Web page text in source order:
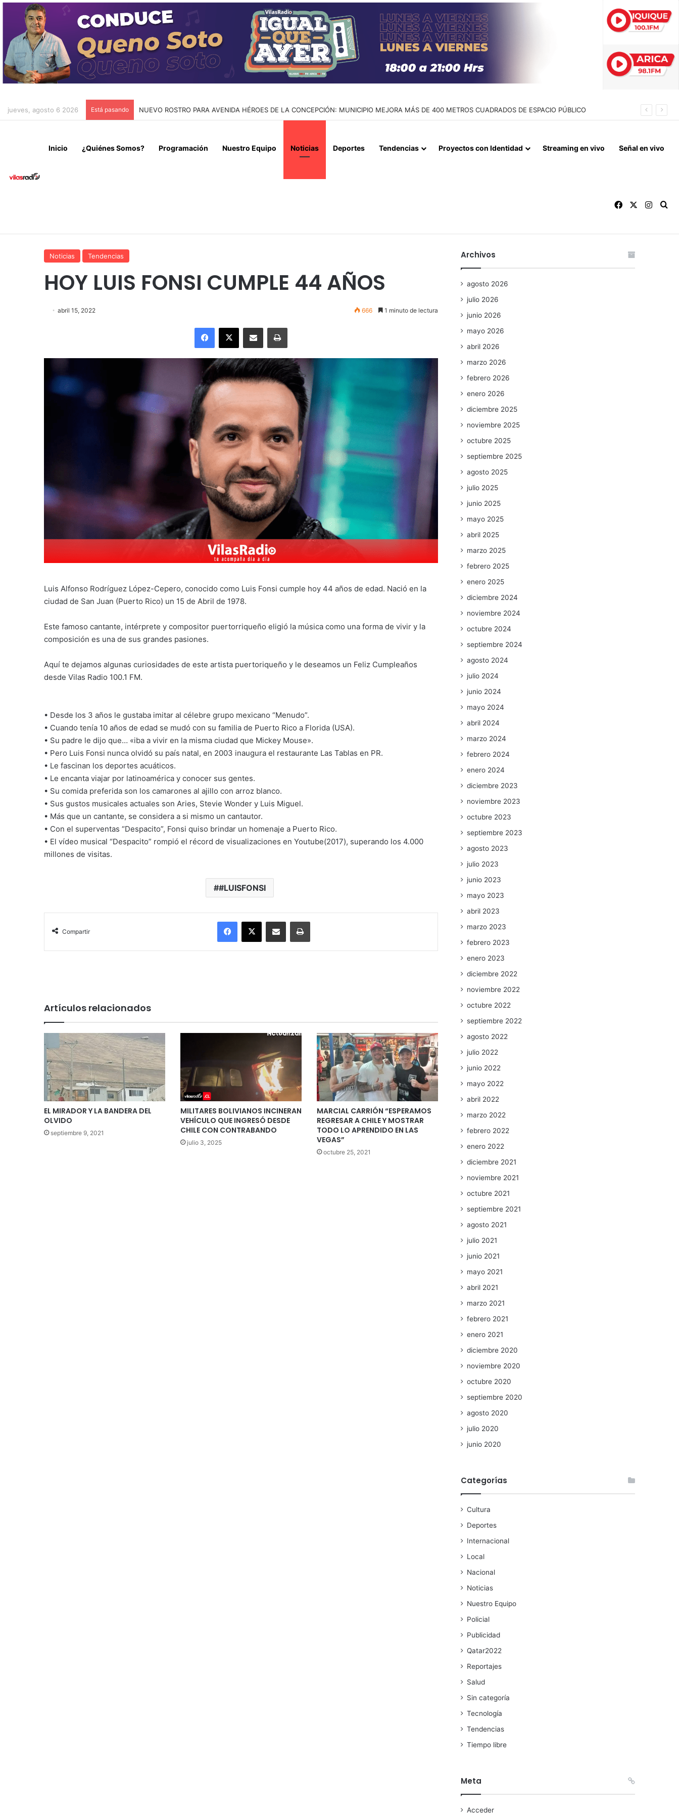
jueves, agosto 6 2026 Está pasando DESBARATAN RED DE TRÁFICO DE PERSONAS Y EXPLOTACIÓN SEXUAL EN IQUIQUE Y ALTO HOSPICIO: 10 DETENIDOS Y 11 VÍCTIMAS RESCATADAS
Inicio ¿Quiénes Somos? Programación Nuestro Equipo Noticias Deportes Tendencias Proyectos con Identidad Streaming en vivo Señal en vivo
Facebook
Noticias Tendencias
HOY LUIS FONSI CUMPLE 44 AÑOS
abril 15, 2022 666 1 minuto de lectura
Facebook
X Enviar vía email Imprimir
Luis Alfonso Rodríguez López-Cepero, conocido como Luis Fonsi cumple hoy 44 años de edad. Nació en la
ciudad de San Juan (Puerto Rico) un 15 de Abril de 1978.
Este famoso cantante, intérprete y compositor puertorriqueño eligió la música como una forma de vivir y la
composición es una de sus grandes pasiones.
Aquí te dejamos algunas curiosidades de este artista puertoriqueño y le deseamos un Feliz Cumpleaños
desde Vilas Radio 100.1 FM.
• Desde los 3 años le gustaba imitar al célebre grupo mexicano “Menudo”.
• Cuando tenía 10 años de edad se mudó con su familia de Puerto Rico a Florida (USA).
• Su padre le dijo que… «iba a vivir en la misma ciudad que Mickey Mouse».
• Pero Luis Fonsi nunca olvidó su país natal, en 2003 inaugura el restaurante Las Tablas en PR.
• Le fascinan los deportes acuáticos.
• Le encanta viajar por latinoamérica y conocer sus gentes.
• Su comida preferida son los camarones al ajillo con arroz blanco.
• Sus gustos musicales actuales son Aries, Stevie Wonder y Luis Miguel.
• Más que un cantante, se considera a si mismo un cantautor.
• Con el superventas “Despacito”, Fonsi quiso brindar un homenaje a Puerto Rico.
• El vídeo musical “Despacito” rompió el récord de visualizaciones en Youtube(2017), superando los 4.000
millones de visitas.
#LUISFONSI
Compartir
Facebook
X Enviar vía email Imprimir
Artículos relacionados
EL MIRADOR Y LA BANDERA DEL
OLVIDO
septiembre 9, 2021
MILITARES BOLIVIANOS INCINERAN
VEHÍCULO QUE INGRESÓ DESDE
CHILE CON CONTRABANDO
julio 3, 2025
MARCIAL CARRIÓN “ESPERAMOS
REGRESAR A CHILE Y MOSTRAR
TODO LO APRENDIDO EN LAS
VEGAS”
octubre 25, 2021
Archivos
agosto 2026
julio 2026
junio 2026
mayo 2026
abril 2026
marzo 2026
febrero 2026
enero 2026
diciembre 2025
noviembre 2025
octubre 2025
septiembre 2025
agosto 2025
julio 2025
junio 2025
mayo 2025
abril 2025
marzo 2025
febrero 2025
enero 2025
diciembre 2024
noviembre 2024
octubre 2024
septiembre 2024
agosto 2024
julio 2024
junio 2024
mayo 2024
abril 2024
marzo 2024
febrero 2024
enero 2024
diciembre 2023
noviembre 2023
octubre 2023
septiembre 2023
agosto 2023
julio 2023
junio 2023
mayo 2023
abril 2023
marzo 2023
febrero 2023
enero 2023
diciembre 2022
noviembre 2022
octubre 2022
septiembre 2022
agosto 2022
julio 2022
junio 2022
mayo 2022
abril 2022
marzo 2022
febrero 2022
enero 2022
diciembre 2021
noviembre 2021
octubre 2021
septiembre 2021
agosto 2021
julio 2021
junio 2021
mayo 2021
abril 2021
marzo 2021
febrero 2021
enero 2021
diciembre 2020
noviembre 2020
octubre 2020
septiembre 2020
agosto 2020
julio 2020
junio 2020
Categorías
Cultura
Deportes
Internacional
Local
Nacional
Noticias
Nuestro Equipo
Policial
Publicidad
Qatar2022
Reportajes
Salud
Sin categoría
Tecnología
Tendencias
Tiempo libre
Meta
Acceder